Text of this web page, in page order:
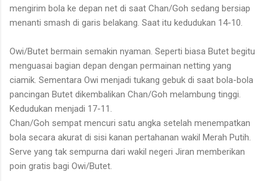
mengirim bola ke depan net di saat Chan/Goh sedang bersiap
menanti smash di garis belakang. Saat itu kedudukan 14-10.
Owi/Butet bermain semakin nyaman. Seperti biasa Butet begitu
menguasai bagian depan dengan permainan netting yang
ciamik. Sementara Owi menjadi tukang gebuk di saat bola-bola
pancingan Butet dikembalikan Chan/Goh melambung tinggi.
Kedudukan menjadi 17-11.
Chan/Goh sempat mencuri satu angka setelah menempatkan
bola secara akurat di sisi kanan pertahanan wakil Merah Putih.
Serve yang tak sempurna dari wakil negeri Jiran memberikan
poin gratis bagi Owi/Butet.